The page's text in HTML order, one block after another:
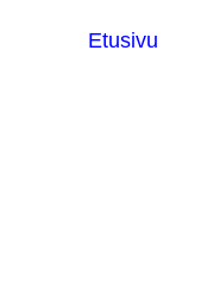
Etusivu